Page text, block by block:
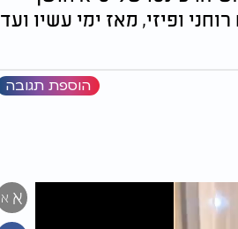
ופיזי, מאז ימי עשיו ועד
הוספת תגובה
א א